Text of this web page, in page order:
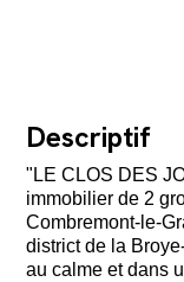
Descriptif
"LE CLOS DES
immobilier de 2
Combremont-le-
district de la
au calme et dans